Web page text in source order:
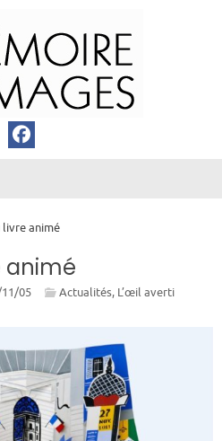
livre animé
animé
05 Actualités, L’œil averti